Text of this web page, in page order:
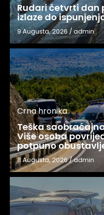
Rudari četvrti dan
izlaze do
9 Augusta, 2026 /admin
Crna hronika
Teška
Više osoba
potpuno
8 Augusta, 2026/admin